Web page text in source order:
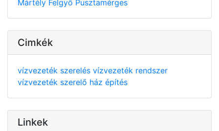
Mártély Felgyő Pusztamérges
Cimkék
vízvezeték szerelés vízvezeték rendszer
vízvezeték szerelő ház építés
Linkek